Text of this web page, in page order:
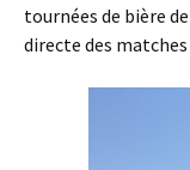
tournées de bière
directe des